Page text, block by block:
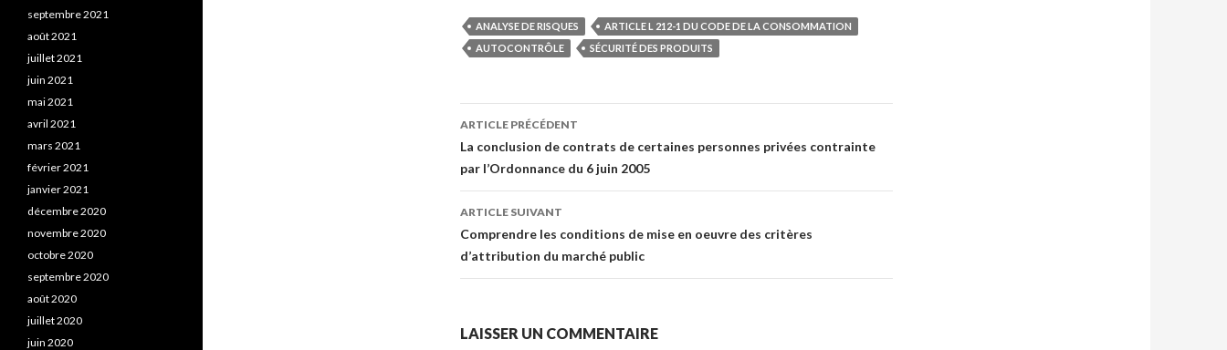
ANALYSE DE RISQUES
ARTICLE L 212-1 DU CODE DE LA CONSOMMATION
AUTOCONTRÔLE
SÉCURITÉ DES PRODUITS
Navigation
des
articles
ARTICLE PRÉCÉDENT
La conclusion de contrats de certaines personnes privées contrainte
par l’Ordonnance du 6 juin 2005
ARTICLE SUIVANT
Comprendre les conditions de mise en oeuvre des critères
d’attribution du marché public
LAISSER UN COMMENTAIRE
septembre 2021
août 2021
juillet 2021
juin 2021
mai 2021
avril 2021
mars 2021
février 2021
janvier 2021
décembre 2020
novembre 2020
octobre 2020
septembre 2020
août 2020
juillet 2020
juin 2020